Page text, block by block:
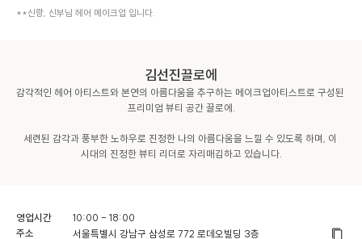
**신랑, 신부님 헤어 메이크업 입니다.
김선진끌로에
감각적인 헤어 아티스트와 본연의 아름다움을 추구하는 메이크업아티스트로 구성된
프리미엄 뷰티 공간 끌로에.
세련된 감각과 풍부한 노하우로 진정한 나의 아름다움을 느낄 수 있도록 하며, 이
시대의 진정한 뷰티 리더로 자리매김하고 있습니다.
영업시간
10:00 - 18:00
주소
서울특별시 강남구 삼성로 772 로데오빌딩 3층